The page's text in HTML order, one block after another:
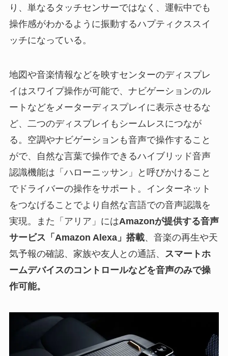
り、単なるタッチセンサーではなく、運転中でも
操作感がわかるように振動するハプティクススイ
ッチになっている。
地図や音楽情報などを映すセンターのディスプレ
イはスワイプ操作が可能で、ナビゲーションのル
ートなどをメーターディスプレイに表示させるな
ど、二つのディスプレイもシームレスにつなが
る。空調やナビゲーションも音声で操作すること
がで、自然な言葉で操作できるハイブリッド音声
認識機能は「ハローニッサン」と呼びかけること
でドライバーの操作をサポート。インターネット
をつなげることでより自然な言語での音声認識を
実現。また「アリア」にはAmazonが提供する音声
サービス「Amazon Alexa」搭載、音楽の再生や天
気予報の確認、家族や友人との通話、
スマートホ
ームデバイスのコントロールなどを音声のみで操
作可能。